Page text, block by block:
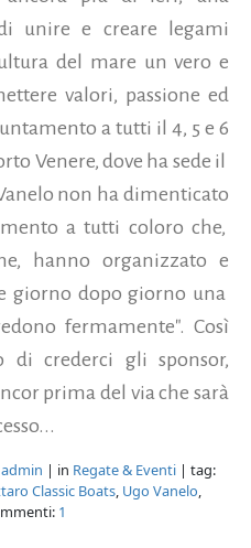
unire e creare legami
del mare un vero e
valori, passione ed
a tutti il 4, 5 e 6
Venere, dove ha sede il
non ha dimenticato
a tutti coloro che,
hanno organizzato e
giorno dopo giorno una
fermamente". Così
di crederci gli sponsor,
prima del via che sarà
admin | in Regate & Eventi | tag:
Classic Boats, Ugo Vanelo,
1